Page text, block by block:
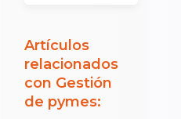
Artículos
relacionados
con Gestión
de pymes: